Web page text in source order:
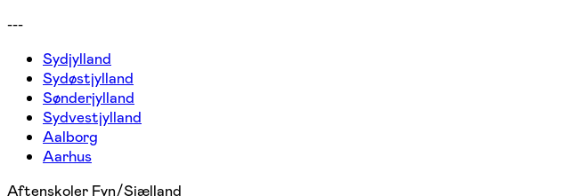
---
Sydjylland
Sydøstjylland
Sønderjylland
Sydvestjylland
Aalborg
Aarhus
Aftenskoler Fyn/Sjælland